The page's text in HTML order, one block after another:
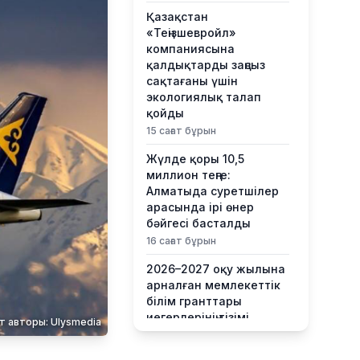
авторы: Ulysmedia
Қазақстан
«Теңізшевройл»
компаниясына
қалдықтарды заңсыз
сақтағаны үшін
экологиялық талап
қойды
15 сағат бұрын
Жүлде қоры 10,5
миллион теңге:
Алматыда суретшілер
арасында ірі өнер
бәйгесі басталды
16 сағат бұрын
2026–2027 оқу жылына
арналған мемлекеттік
білім гранттары
иегерлерінің тізімі
жарияланды